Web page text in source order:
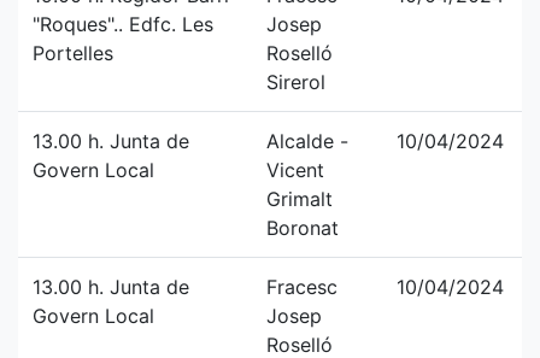
"Roques".. Edfc. Les
Portelles
Josep
Roselló
Sirerol
13.00 h. Junta de
Govern Local
Alcalde -
Vicent
Grimalt
Boronat
10/04/2024
13.00 h. Junta de
Govern Local
Fracesc
Josep
Roselló
10/04/2024